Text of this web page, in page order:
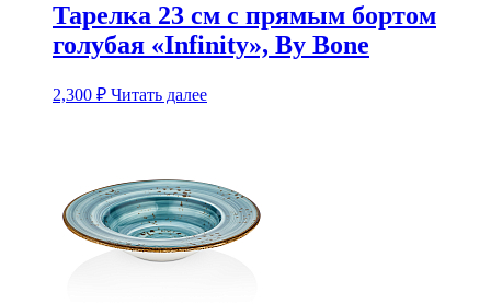
Тарелка 23 см с прямым бортом
голубая «Infinity», By Bone
2,300 ₽ Читать далее